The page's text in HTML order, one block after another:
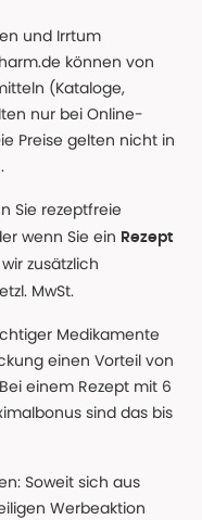
und Irrtum
können von
(Kataloge,
nur bei Online-
Preise gelten nicht in
Sie rezeptfreie
wenn Sie ein Rezept
zusätzlich
MwSt.
Medikamente
einen Vorteil von
einem Rezept mit 6
sind das bis
Soweit sich aus
Werbeaktion